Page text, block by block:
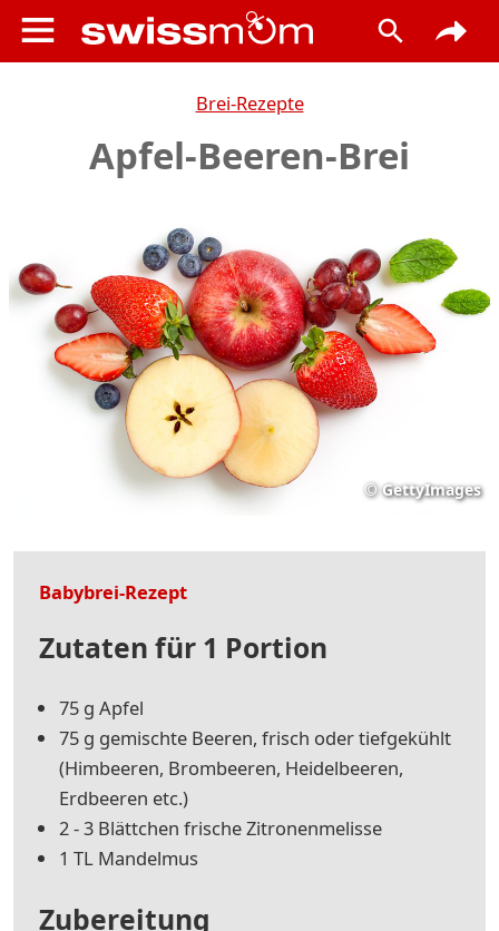
Brei-Rezepte
Apfel-Beeren-Brei
© GettyImages
Babybrei-Rezept
Zutaten für 1 Portion
75 g Apfel
75 g gemischte Beeren, frisch oder tiefgekühlt
(Himbeeren, Brombeeren, Heidelbeeren,
Erdbeeren etc.)
2 - 3 Blättchen frische Zitronenmelisse
1 TL Mandelmus
Zubereitung